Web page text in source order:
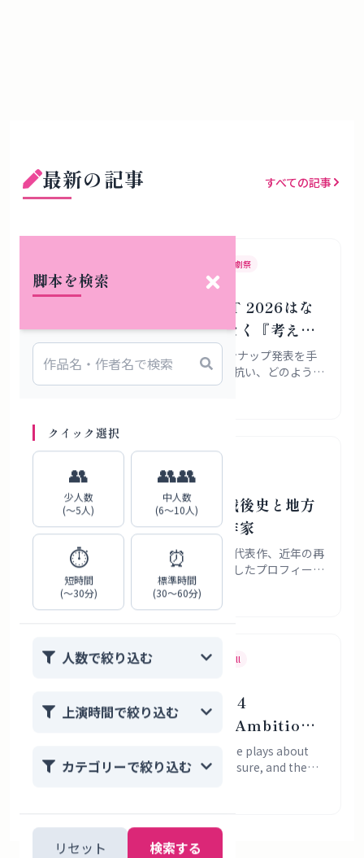
脚本を検索
クイック選択
👥
少人数
(〜5人)
👥👥
中人数
(6〜10人)
⏱️
短時間
(〜30分)
⏰
標準時間
(30〜60分)
人数で絞り込む
上演時間で絞り込む
カテゴリーで絞り込む
リセット 検索する
最新の記事 すべての記事
演劇祭
KYOTO EXPERIMENT 2026はな
ぜ『作品の見本市』ではなく『考える
場所』であろうとするのか
KYOTO EXPERIMENT 2026の全ラインナップ発表を手
がかりに、国際舞台芸術祭がいま何に抗い、どのように
関西に根を張ろうとしているのかを、歴史・資金環境・
岡部耕大プロフィール｜戦後史と地方
の記憶を骨太に描いた劇作家
岡部耕大さんの経歴、作風、受賞歴、代表作、近年の再
評価と地域での継承状況を敬体で整理したプロフィール
記事です。
2026年7月31日
Japanese Theater If You Like Caryl Churchill
If You Like Top Girls: 4
Japanese Plays About Ambition,
Work, and the Price of Female
Success
Love Top Girls? Start with 4 Japanese plays about
ambition, women’s work, class pressure, and the